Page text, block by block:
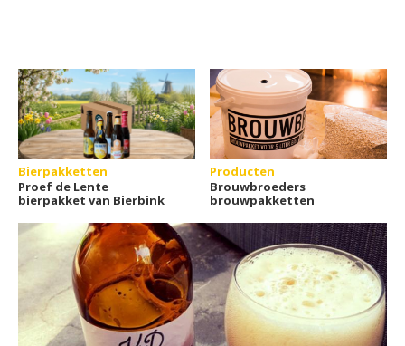
Bierpakketten
Proef de Lente
bierpakket van Bierbink
Producten
Brouwbroeders
brouwpakketten